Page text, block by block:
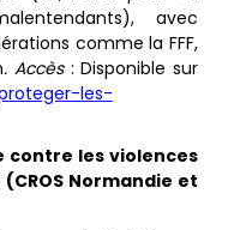
avec
comme la FFF,
. Accès: Disponible sur
les-
contre les violences
Normandie et